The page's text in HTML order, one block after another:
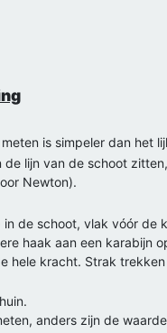
is simpeler dan het
de lijn van de schoot
Newton).
de schoot, vlak vóór de
haak aan een karabijn
hele kracht. Strak
anders zijn de